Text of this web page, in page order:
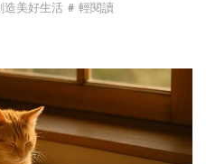
造美好生活 # 輕閱讀